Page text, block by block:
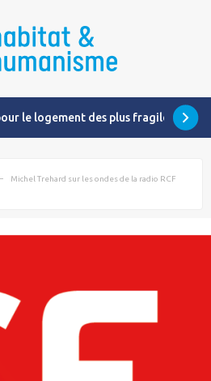
le logement des plus fragiles
Michel Trehard sur les ondes de la radio RCF